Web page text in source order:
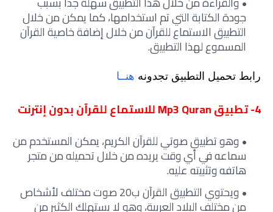
جودة الكتابة التي تم استخدامها، كما يمكن من خلال
التطبيق الاستماع للقرآن من خلال إضافة خاصية القرآن
المسموع لهذا التطبيق.
رابط تحميل التطبيق تجدونه هنــا
4- تطبيق Mp3 Quran للاستماع للقرآن بدون إنترنت
وهو تطبيق صوتي للقرآن الكريم، يمكن المستخدم من
سماعه في أي وقت يريده من خلال تحميله من متجر
هاتفه وتثبيته عليه.
ويحتوي التطبيق القرآن ب20 صوت مختلف لأشخاص
من مختلف البلاد العربية، وهو لا يستهلك الكثير من